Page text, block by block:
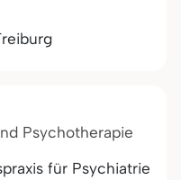
Psychotherapie
für Psychiatrie